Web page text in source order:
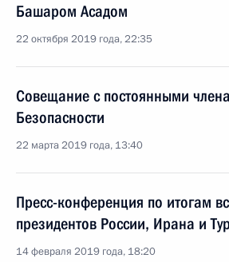
Башаром Асадом
22 октября 2019 года, 22:35
Совещание с постоянными
Безопасности
22 марта 2019 года, 13:40
Пресс-конференция по итогам
президентов России, Ирана и
14 февраля 2019 года, 18:20